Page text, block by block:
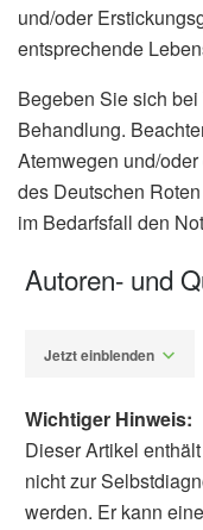
und/oder
entsprechende
Begeben Sie sich
Behandlung.
Atemwegen und/
des Deutschen
im Bedarfsfall den
Autoren- und
Jetzt einblenden
Wichtiger Hinweis:
Dieser Artikel
nicht zur
werden. Er kann